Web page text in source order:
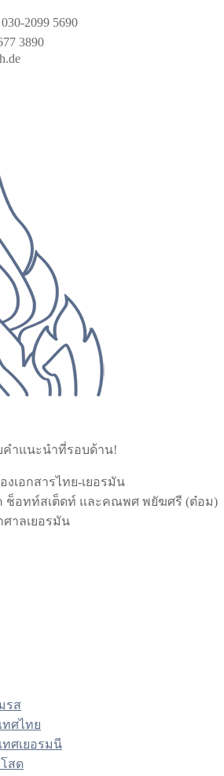
2099 5690
3890
ำแนะนำที่รอบด้าน!
เอกสารไทย-เยอรมัน
ช็อทท์สเต็ดท์ และคณพศ พยัฆศรี (ต๋อม)
าลเยอรมัน
รส
ทศไทย
ทศเยอรมนี
สด